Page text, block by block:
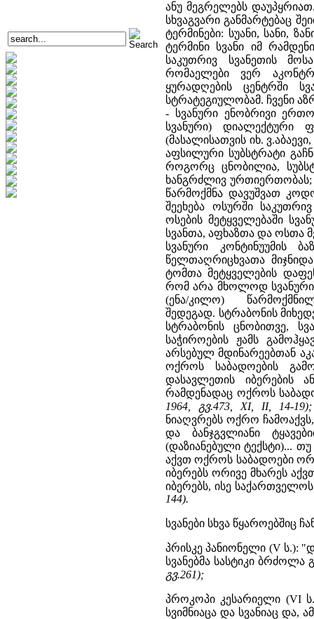
ანუ მეგრელებს
სხვაგვარი განმარტებაც
ტერმინები: სუანი, სანი,
ტერმინი სვანი იმ
საკუთრივ სვანეთის
რომაელები ვერ
ყურადღების ცენტრში
სტრატეგიულობამ. ჩვენი
- სვანური ენობრივი
სვანური) დიალექტური
(მასალისათვის იხ.
აფსილური სუბსტრატი
როგორც ცნობილია,
ხანგრძლივ ურთიერთობას;
წარმოქმნა დავუშვათ
შეეხება ოსურში
ოსების მეტყველებაში
სვანთა, აფხაზთა და ოსთა
სვანური კონტინუუმის
წელთაღრიცხვათა
ტომთა მეტყველების
რომ არა მხოლოდ
(ენა/კილო)
შედეგად. სტრაბონის
სტრაბონის ცნობითვე,
საჭიროების ჟამს
არსებულ მდინარეებთან
ოქროს საბადოების
დასავლეთის იბერების
რამდენადაც ოქროს
1964, გვ.473, XI, II, 14-19);
ნიაღვრებს ოქრო
და ბანჯგვლიანი
(დაზიანებული ტექსტი)...
აქვთ ოქროს საბადოები
იბერებს ორივე მხარეს
იბერებს, ისე
144).
სვანები სხვა წყაროებშიც
პრისკე პანიონელი (V ს.):
სვანებმა სასტიკი
გვ.261);
პროკოპი კესარიელი (VI
სვიმნიაცა და სვანიაც